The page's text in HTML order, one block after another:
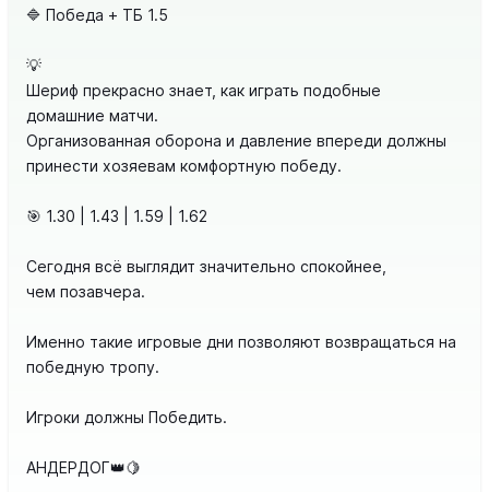
🔷 Победа + ТБ 1.5
💡
Шериф прекрасно знает, как играть подобные
домашние матчи.
Организованная оборона и давление впереди должны
принести хозяевам комфортную победу.
🎯 1.30 | 1.43 | 1.59 | 1.62
Сегодня всё выглядит значительно спокойнее,
чем позавчера.
Именно такие игровые дни позволяют возвращаться на
победную тропу.
Игроки должны Победить.
АНДЕРДОГ👑🍋